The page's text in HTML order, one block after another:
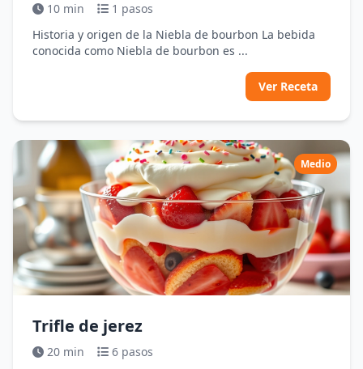
10 min
1 pasos
Historia y origen de la Niebla de bourbon La bebida
conocida como Niebla de bourbon es ...
Ver Receta
Medio
Trifle de jerez
20 min
6 pasos